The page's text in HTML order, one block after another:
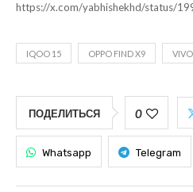
https://x.com/yabhishekhd/status/
IQOO 15 OPPO FIND X9
ПОДЕЛИТЬСЯ 0
Whatsapp Telegram